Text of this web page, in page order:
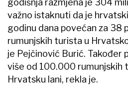
važno istaknuti da je
godinu dana povećan za 38
rumunjskih turista u
je Pejčinović Burić. Također
više od 100.000 rumunjskih
Hrvatsku lani, rekla je.